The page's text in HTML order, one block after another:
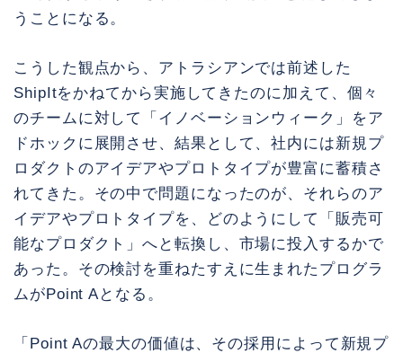
うことになる。
こうした観点から、アトラシアンでは前述した
ShipItをかねてから実施してきたのに加えて、個々
のチームに対して「イノベーションウィーク」をア
ドホックに展開させ、結果として、社内には新規プ
ロダクトのアイデアやプロトタイプが豊富に蓄積さ
れてきた。その中で問題になったのが、それらのア
イデアやプロトタイプを、どのようにして「販売可
能なプロダクト」へと転換し、市場に投入するかで
あった。その検討を重ねたすえに生まれたプログラ
ムがPoint Aとなる。
「Point Aの最大の価値は、その採用によって新規プ